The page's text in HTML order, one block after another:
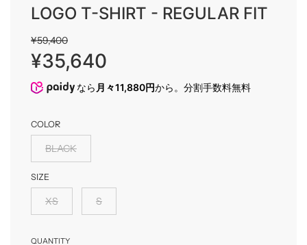
LOGO T-SHIRT - REGULAR FIT
Sale
price
¥59,400Regular
price
¥35,640
なら 月々11,880円から。分割手数料無料
COLOR
BLACK
SIZE
XS S
QUANTITY